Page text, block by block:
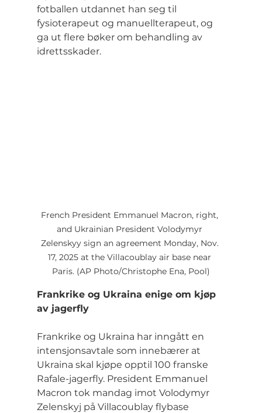
fotballen utdannet han seg til
fysioterapeut og manuellterapeut, og
ga ut flere bøker om behandling av
idrettsskader.
French President Emmanuel Macron, right,
and Ukrainian President Volodymyr
Zelenskyy sign an agreement Monday, Nov.
17, 2025 at the Villacoublay air base near
Paris. (AP Photo/Christophe Ena, Pool)
Frankrike og Ukraina enige om kjøp
av jagerfly
Frankrike og Ukraina har inngått en
intensjonsavtale som innebærer at
Ukraina skal kjøpe opptil 100 franske
Rafale-jagerfly. President Emmanuel
Macron tok mandag imot Volodymyr
Zelenskyj på Villacoublay flybase